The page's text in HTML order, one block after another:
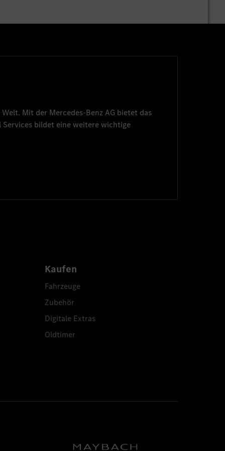
Mit der Mercedes-Benz AG bietet das
Services bildet eine weitere wichtige
Kaufen
Fahrzeuge
Zubehör
Digitale Extras
Oldtimer